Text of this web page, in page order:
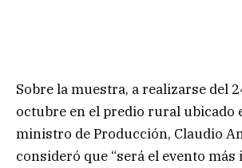
Sobre la muestra, a realizarse del
octubre en el predio rural ubicado
ministro de Producción, Claudio
consideró que “será el evento